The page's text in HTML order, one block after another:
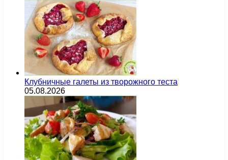
Клубничные галеты из творожного теста
05.08.2026